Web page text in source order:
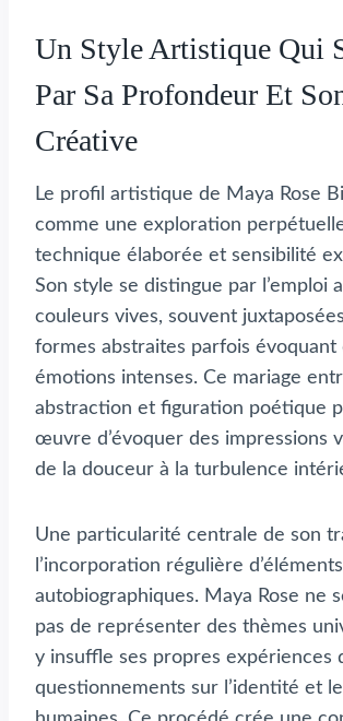
Un Style Artistique Qui
Par Sa Profondeur Et
Créative
Le profil artistique de Maya Rose
comme une exploration
technique élaborée et sensibilité
Son style se distingue par l’emploi
couleurs vives, souvent
formes abstraites parfois évoquant
émotions intenses. Ce mariage
abstraction et figuration poétique
œuvre d’évoquer des impressions
de la douceur à la turbulence
Une particularité centrale de son
l’incorporation régulière d’éléments
autobiographiques. Maya Rose ne
pas de représenter des thèmes
y insuffle ses propres expériences
questionnements sur l’identité et